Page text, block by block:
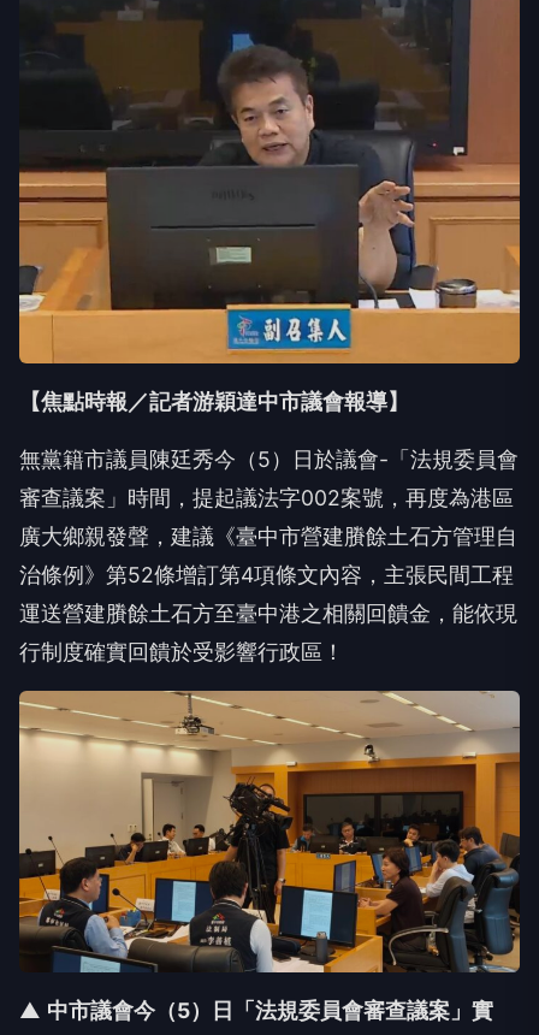
【焦點時報／記者游穎達中市議會報導】
無黨籍市議員陳廷秀今（5）日於議會-「法規委員會
審查議案」時間，提起議法字002案號，再度為港區
廣大鄉親發聲，建議《臺中市營建賸餘土石方管理自
治條例》第52條增訂第4項條文內容，主張民間工程
運送營建賸餘土石方至臺中港之相關回饋金，能依現
行制度確實回饋於受影響行政區！
▲ 中市議會今（5）日「法規委員會審查議案」實